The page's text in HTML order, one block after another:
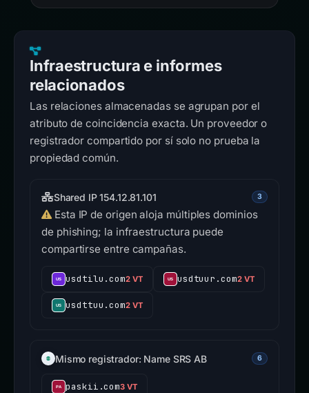
Infraestructura e informes
relacionados
Las relaciones almacenadas se agrupan por el
atributo de coincidencia exacta. Un proveedor o
registrador compartido por sí solo no prueba la
propiedad común.
Shared IP 154.12.81.101 3
Esta IP de origen aloja múltiples dominios
de phishing; la infraestructura puede
compartirse entre campañas.
usdtilu.com2 VT usdtuur.com2 VT
usdttuu.com2 VT
Mismo registrador: Name SRS AB 6
paskii.com3 VT